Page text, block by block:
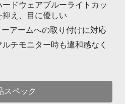
ドウェアブルーライトカッ
抑え、目に優しい
アームへの取り付けに対応
チモニター時も違和感なく
スペック